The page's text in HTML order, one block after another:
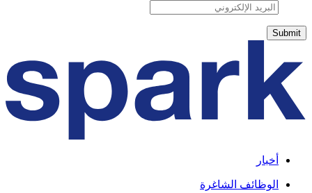
أخبار
الوظائف الشاغرة